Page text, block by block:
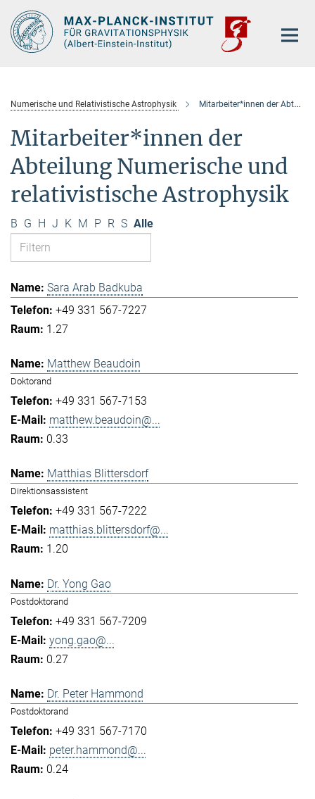
Hauptinhalt
Numerische und Relativistische Astrophysik Mitarbeiter*innen der Abteilung
Mitarbeiter*innen der
Abteilung Numerische und
relativistische Astrophysik
B G H J K M P R S Alle
Sara Arab Badkuba
+49 331 567-7227
1.27
Matthew Beaudoin
Doktorand
+49 331 567-7153
matthew.beaudoin@...
0.33
Matthias Blittersdorf
Direktionsassistent
+49 331 567-7222
matthias.blittersdorf@...
1.20
Dr. Yong Gao
Postdoktorand
+49 331 567-7209
yong.gao@...
0.27
Dr. Peter Hammond
Postdoktorand
+49 331 567-7170
peter.hammond@...
0.24